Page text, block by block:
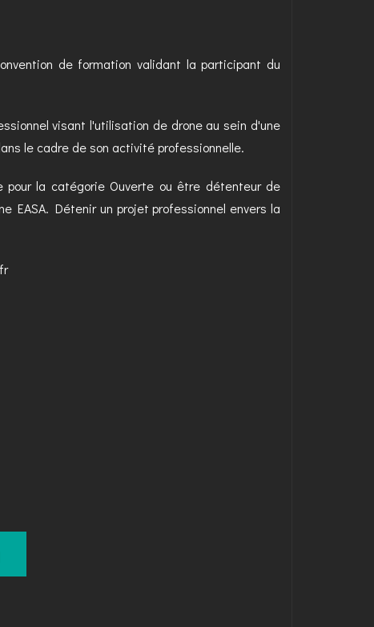
de formation validant la participant du
visant l'utilisation de drone au sein d'une
le cadre de son activité professionnelle.
la catégorie Ouverte ou être détenteur de
EASA. Détenir un projet professionnel envers la